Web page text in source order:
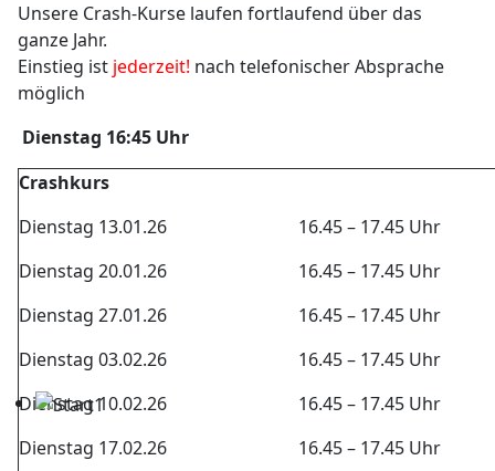
Unsere Crash-Kurse laufen fortlaufend über das
ganze Jahr.
Einstieg ist jederzeit! nach telefonischer Absprache
möglich
Dienstag 16:45 Uhr
Crashkurs
Dienstag 13.01.26
16.45 – 17.45 Uhr
Dienstag 20.01.26
16.45 – 17.45 Uhr
Dienstag 27.01.26
16.45 – 17.45 Uhr
Dienstag 03.02.26
16.45 – 17.45 Uhr
Dienstag 10.02.26
16.45 – 17.45 Uhr
Dienstag 17.02.26
16.45 – 17.45 Uhr